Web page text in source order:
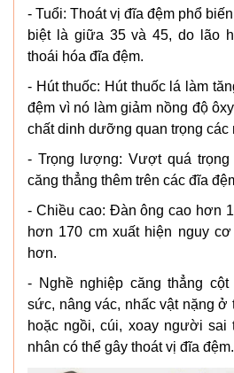
- Tuổi: Thoát vị đĩa đệm phổ
biệt là giữa 35 và 45, do lão
thoái hóa đĩa đệm.
- Hút thuốc: Hút thuốc lá làm
đệm vì nó làm giảm nồng độ
chất dinh dưỡng quan trọng các
- Trọng lượng: Vượt quá
căng thẳng thêm trên các đĩa
- Chiều cao: Đàn ông cao hơn
hơn 170 cm xuất hiện nguy
hơn.
- Nghề nghiệp căng thẳng
sức, nâng vác, nhấc vật nặng
hoặc ngồi, cúi, xoay người sai
nhân có thể gây thoát vị đĩa đệm.